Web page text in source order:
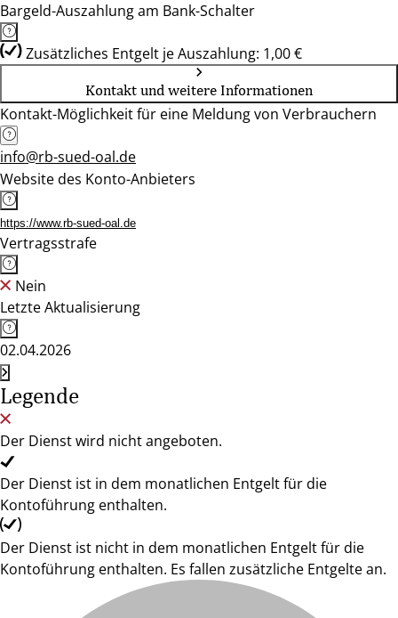
Bargeld-Auszahlung am Bank-Schalter
Zusätzliches Entgelt je Auszahlung: 1,00 €
Kontakt und weitere Informationen
Kontakt-Möglichkeit für eine Meldung von Verbrauchern
info@rb-sued-oal.de
Website des Konto-Anbieters
https://www.rb-sued-oal.de
Vertragsstrafe
Nein
Letzte Aktualisierung
02.04.2026
Legende
Der Dienst wird nicht angeboten.
Der Dienst ist in dem monatlichen Entgelt für die
Kontoführung enthalten.
Der Dienst ist nicht in dem monatlichen Entgelt für die
Kontoführung enthalten. Es fallen zusätzliche Entgelte an.